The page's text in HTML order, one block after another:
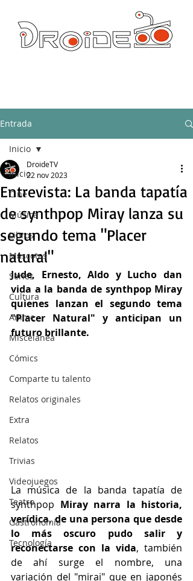
Entrada
Inicio
Cine
Música
Libros
Mascotas
Series
Cultura
Anime
Miscelánea
Cómics
Comparte tu talento
Relatos originales
Extra
Relatos
Trivias
Videojuegos
Teatro
Gastronomía
Tecnología
Inicio
Entrevista: La banda tapatía
de synthpop Miray lanza su
segundo tema "Placer
natural"
DroideTV
22 nov 2023
Jude, Ernesto, Aldo y Lucho dan
vida a la banda de synthpop Miray
quienes lanzan el segundo tema
"Placer Natural" y anticipan un
futuro brillante.
La música de la banda tapatía de
synthpop Miray narra la historia,
verídica, de una persona que desde
lo más oscuro pudo salir y
reconectarse con la vida, también
de ahí surge el nombre, una
variación del "mirai" que en japonés